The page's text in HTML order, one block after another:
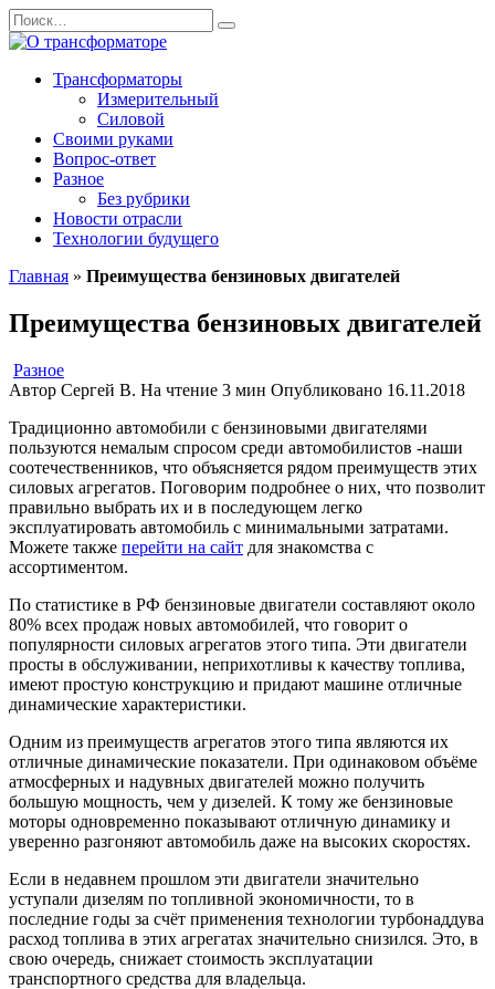
Перейти
к
содержанию
Search
for:
Трансформаторы
Измерительный
Силовой
Своими руками
Вопрос-ответ
Разное
Без рубрики
Новости отрасли
Технологии будущего
Главная » Преимущества бензиновых двигателей
Преимущества бензиновых двигателей
Разное
Автор Сергей В. На чтение 3 мин Опубликовано 16.11.2018
Традиционно автомобили с бензиновыми двигателями
пользуются немалым спросом среди автомобилистов -наши
соотечественников, что объясняется рядом преимуществ этих
силовых агрегатов. Поговорим подробнее о них, что позволит
правильно выбрать их и в последующем легко
эксплуатировать автомобиль с минимальными затратами.
Можете также перейти на сайт для знакомства с
ассортиментом.
По статистике в РФ бензиновые двигатели составляют около
80% всех продаж новых автомобилей, что говорит о
популярности силовых агрегатов этого типа. Эти двигатели
просты в обслуживании, неприхотливы к качеству топлива,
имеют простую конструкцию и придают машине отличные
динамические характеристики.
Одним из преимуществ агрегатов этого типа являются их
отличные динамические показатели. При одинаковом объёме
атмосферных и надувных двигателей можно получить
большую мощность, чем у дизелей. К тому же бензиновые
моторы одновременно показывают отличную динамику и
уверенно разгоняют автомобиль даже на высоких скоростях.
Если в недавнем прошлом эти двигатели значительно
уступали дизелям по топливной экономичности, то в
последние годы за счёт применения технологии турбонаддува
расход топлива в этих агрегатах значительно снизился. Это, в
свою очередь, снижает стоимость эксплуатации
транспортного средства для владельца.